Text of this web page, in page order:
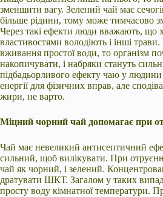
зменшити вагу. Зелений чай має
більше рідини, тому може тимчасово
Через такі ефекти люди вважають, що
властивостями володіють і інші
вживання простої води, то організм
накопичувати, і набряки стануть
підбадьорливого ефекту чаю у
енергії для фізичних вправ, але
жири, не варто.
Міцний чорний чай допомагає при
Чай має невеликий антисептичний
сильний, щоб вилікувати. При
чай як чорний, і зелений.
дратувати ШКТ. Загалом у таких
просту воду кімнатної температури.